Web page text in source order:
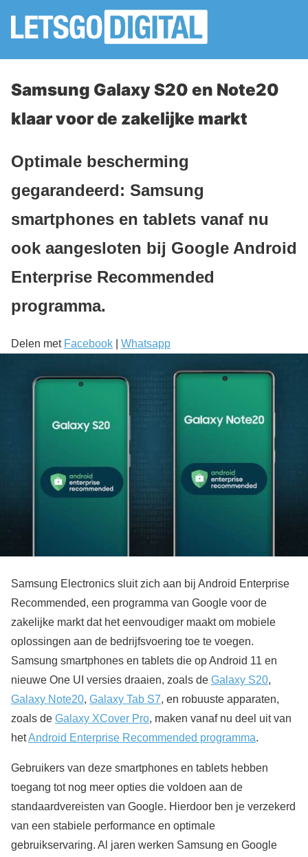
Samsung Galaxy S20 en Note20
klaar voor de zakelijke markt
Optimale bescherming
gegarandeerd: Samsung
smartphones en tablets vanaf nu
ook aangesloten bij Google Android
Enterprise Recommended
programma.
Delen met Facebook Whatsapp
Samsung Electronics sluit zich aan bij Android Enterprise
Recommended, een programma van Google voor de
zakelijke markt dat het eenvoudiger maakt om mobiele
oplossingen aan de bedrijfsvoering toe te voegen.
Samsung smartphones en tablets die op Android 11 en
nieuwe One UI versies draaien, zoals de Galaxy S20,
Galaxy Note20, Galaxy Tab S7, en robuuste apparaten,
zoals de Galaxy XCover Pro, maken vanaf nu deel uit van
hetAndroid Enterprise Recommended programma.
Gebruikers van deze smartphones en tablets hebben
toegang tot nog meer opties die voldoen aan de
standaardvereisten van Google. Hierdoor ben je verzekerd
van een stabiele performance en optimale
gebruikservaring. Al jaren werken Samsung en Google